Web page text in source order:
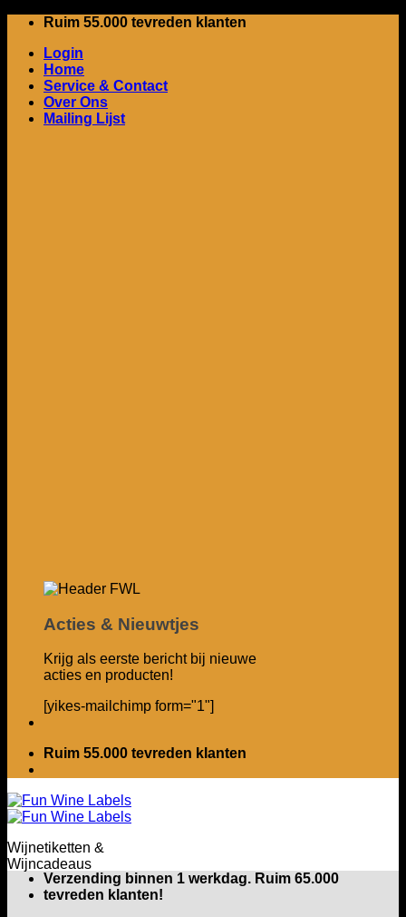
inhoud
Ruim 55.000 tevreden klanten
Login
Home
Service & Contact
Over Ons
Mailing Lijst
Acties & Nieuwtjes
Krijg als eerste bericht bij nieuwe
acties en producten!
[yikes-mailchimp form="1"]
Ruim 55.000 tevreden klanten
Wijnetiketten &
Wijncadeaus
Verzending binnen 1 werkdag. Ruim 65.000
tevreden klanten!